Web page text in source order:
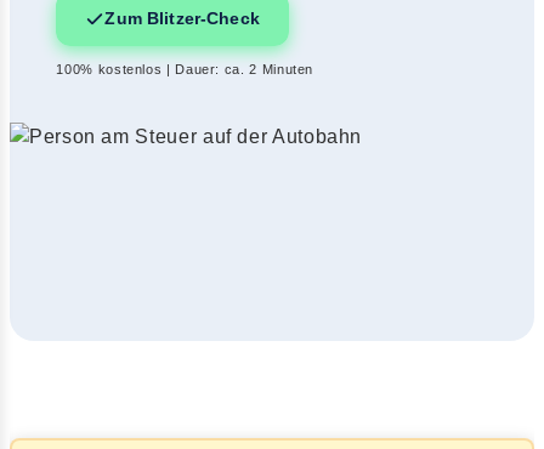
Zum Blitzer-Check
100% kostenlos | Dauer: ca. 2 Minuten